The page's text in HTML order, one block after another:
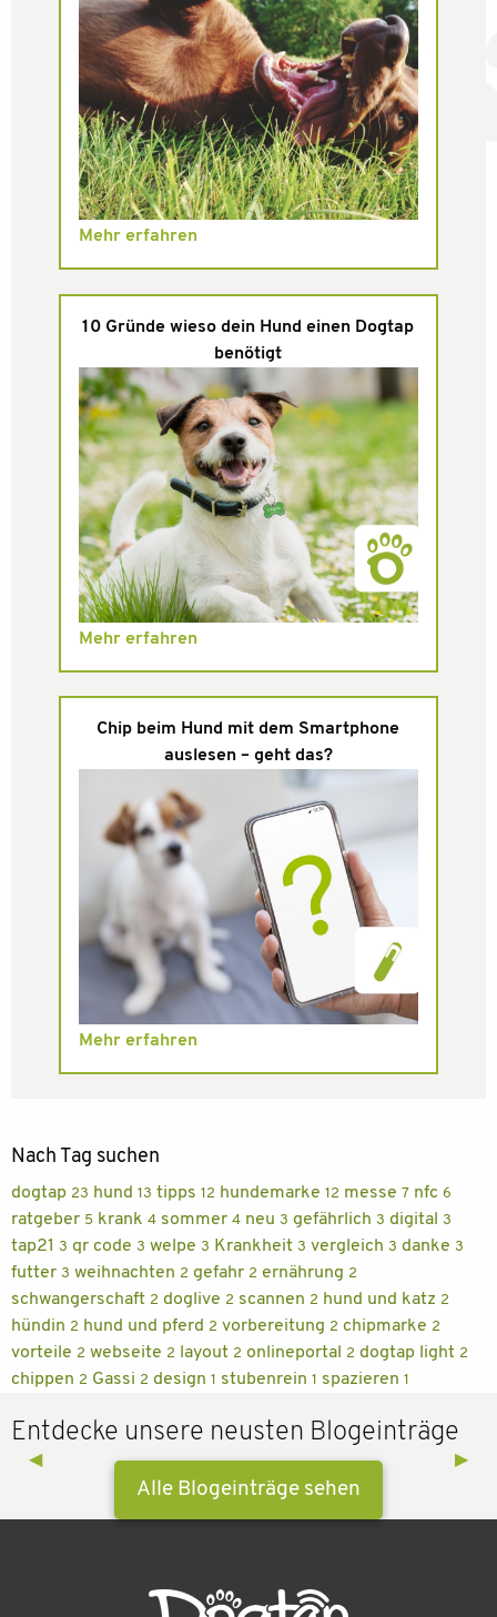
Mehr erfahren
10 Gründe wieso dein Hund einen Dogtap
benötigt
Mehr erfahren
Chip beim Hund mit dem Smartphone
auslesen – geht das?
Mehr erfahren
Nach Tag suchen
dogtap 23 hund 13 tipps 12 hundemarke 12 messe 7 nfc 6
ratgeber 5 krank 4 sommer 4 neu 3 gefährlich 3 digital 3
tap21 3 qr code 3 welpe 3 Krankheit 3 vergleich 3 danke 3
futter 3 weihnachten 2 gefahr 2 ernährung 2
schwangerschaft 2 doglive 2 scannen 2 hund und katz 2
hündin 2 hund und pferd 2 vorbereitung 2 chipmarke 2
vorteile 2 webseite 2 layout 2 onlineportal 2 dogtap light 2
chippen 2 Gassi 2 design 1 stubenrein 1 spazieren 1
Entdecke unsere neusten Blogeinträge
Previous Slide
◀︎ Next
▶︎
Alle Blogeinträge sehen